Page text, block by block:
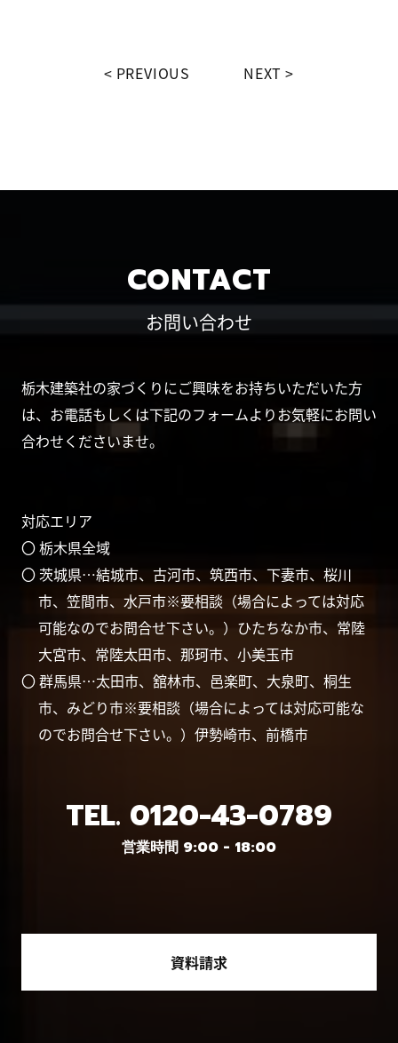
PREVIOUS NEXT
CONTACT
お問い合わせ
栃木建築社の家づくりにご興味をお持ちいただいた方
は、お電話もしくは下記のフォームよりお気軽にお問い
合わせくださいませ。
対応エリア
〇 栃木県全域
〇 茨城県…結城市、古河市、筑西市、下妻市、桜川
市、笠間市、水戸市※要相談（場合によっては対応
可能なのでお問合せ下さい。）ひたちなか市、常陸
大宮市、常陸太田市、那珂市、小美玉市
〇 群馬県…太田市、舘林市、邑楽町、大泉町、桐生
市、みどり市※要相談（場合によっては対応可能な
のでお問合せ下さい。）伊勢崎市、前橋市
TEL. 0120-43-0789
営業時間 9:00 - 18:00
資料請求